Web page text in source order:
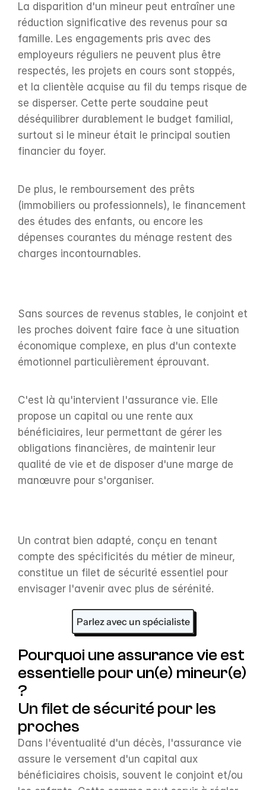
La disparition d'un mineur peut entraîner une
réduction significative des revenus pour sa
famille. Les engagements pris avec des
employeurs réguliers ne peuvent plus être
respectés, les projets en cours sont stoppés,
et la clientèle acquise au fil du temps risque de
se disperser. Cette perte soudaine peut
déséquilibrer durablement le budget familial,
surtout si le mineur était le principal soutien
financier du foyer.
De plus, le remboursement des prêts
(immobiliers ou professionnels), le financement
des études des enfants, ou encore les
dépenses courantes du ménage restent des
charges incontournables.
Sans sources de revenus stables, le conjoint et
les proches doivent faire face à une situation
économique complexe, en plus d'un contexte
émotionnel particulièrement éprouvant.
C'est là qu'intervient l'assurance vie. Elle
propose un capital ou une rente aux
bénéficiaires, leur permettant de gérer les
obligations financières, de maintenir leur
qualité de vie et de disposer d'une marge de
manœuvre pour s'organiser.
Un contrat bien adapté, conçu en tenant
compte des spécificités du métier de mineur,
constitue un filet de sécurité essentiel pour
envisager l'avenir avec plus de sérénité.
Parlez avec un spécialiste
Pourquoi une assurance vie est
essentielle pour un(e) mineur(e)
?
Un filet de sécurité pour les
proches
Dans l'éventualité d'un décès, l'assurance vie
assure le versement d'un capital aux
bénéficiaires choisis, souvent le conjoint et/ou